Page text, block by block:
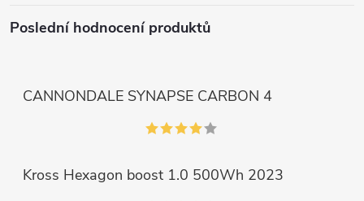
Poslední hodnocení produktů
CANNONDALE SYNAPSE CARBON 4
Kross Hexagon boost 1.0 500Wh 2023